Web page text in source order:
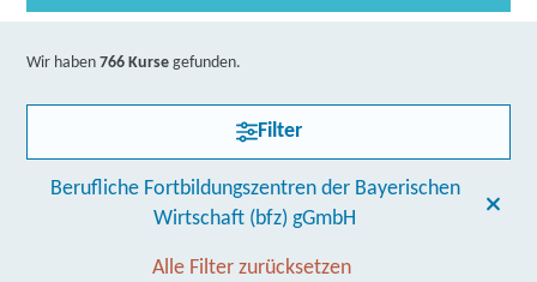
Wir haben766 Kurse gefunden.
Filter
Berufliche Fortbildungszentren der Bayerischen
Wirtschaft (bfz) gGmbH
Alle Filter zurücksetzen